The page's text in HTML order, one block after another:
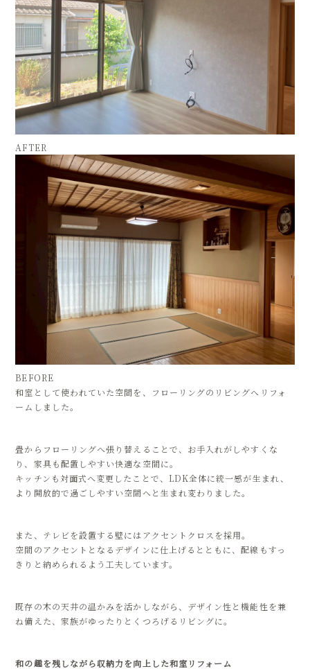
AFTER
BEFORE
和室として使われていた空間を、フローリングのリビングへリフォ
ームしました。
畳からフローリングへ張り替えることで、お手入れがしやすくな
り、家具も配置しやすい快適な空間に。
キッチンも対面式へ変更したことで、LDK全体に統一感が生まれ、
より開放的で過ごしやすい空間へと生まれ変わりました。
また、テレビを設置する壁にはアクセントクロスを採用。
空間のアクセントとなるデザインに仕上げるとともに、配線もすっ
きりと納められるよう工夫しています。
既存の木の天井の温かみを活かしながら、デザイン性と機能性を兼
ね備えた、家族がゆったりとくつろげるリビングに。
和の趣を残しながら収納力を向上した和室リフォーム